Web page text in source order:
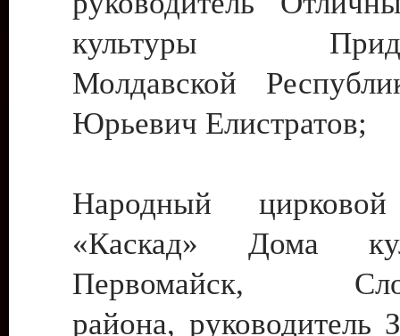
культуры
Молдавской
Юрьевич Елистратов;
Народный цирковой
«Каскад» Дома
Первомайск,
района, руководитель